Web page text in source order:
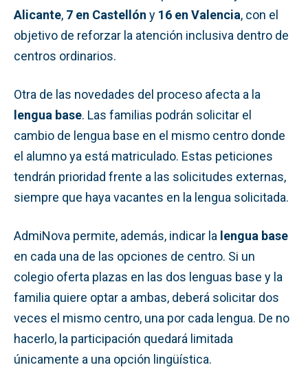
Alicante, 7 en Castellón y 16 en Valencia, con el
objetivo de reforzar la atención inclusiva dentro de
centros ordinarios.
Otra de las novedades del proceso afecta a la
lengua base. Las familias podrán solicitar el
cambio de lengua base en el mismo centro donde
el alumno ya está matriculado. Estas peticiones
tendrán prioridad frente a las solicitudes externas,
siempre que haya vacantes en la lengua solicitada.
AdmiNova permite, además, indicar la lengua base
en cada una de las opciones de centro. Si un
colegio oferta plazas en las dos lenguas base y la
familia quiere optar a ambas, deberá solicitar dos
veces el mismo centro, una por cada lengua. De no
hacerlo, la participación quedará limitada
únicamente a una opción lingüística.